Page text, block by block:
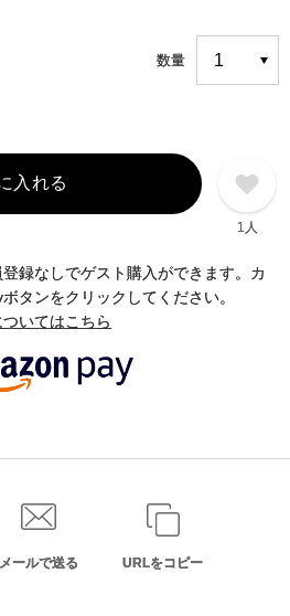
数量
入れる
1人
録なしでゲスト購入ができます。カ
タンをクリックしてください。
いてはこちら
メールで送る URLをコピー